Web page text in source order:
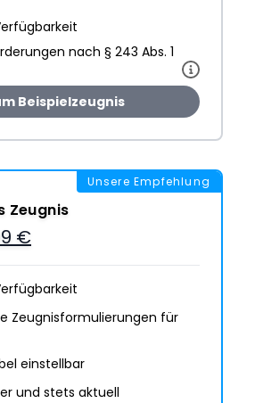
nach § 243 Abs. 1
Beispielzeugnis
Unsere Empfehlung
Zeugnis
€
Zeugnis­formulie­rungen für
einstellbar
und stets aktuell